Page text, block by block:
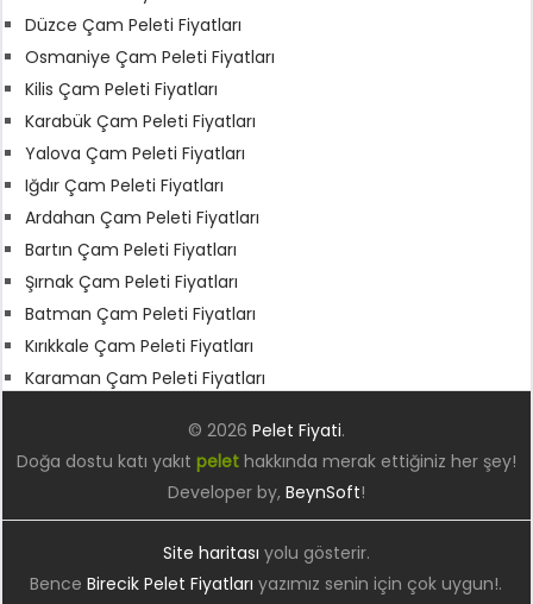
Düzce Çam Peleti Fiyatları
Osmaniye Çam Peleti Fiyatları
Kilis Çam Peleti Fiyatları
Karabük Çam Peleti Fiyatları
Yalova Çam Peleti Fiyatları
Iğdır Çam Peleti Fiyatları
Ardahan Çam Peleti Fiyatları
Bartın Çam Peleti Fiyatları
Şırnak Çam Peleti Fiyatları
Batman Çam Peleti Fiyatları
Kırıkkale Çam Peleti Fiyatları
Karaman Çam Peleti Fiyatları
© 2026 Pelet Fiyati.
Doğa dostu katı yakıt pelethakkında merak ettiğiniz her şey!
Developer by, BeynSoft!
Site haritası yolu gösterir.
BenceBirecik Pelet Fiyatları yazımız senin için çok uygun!.